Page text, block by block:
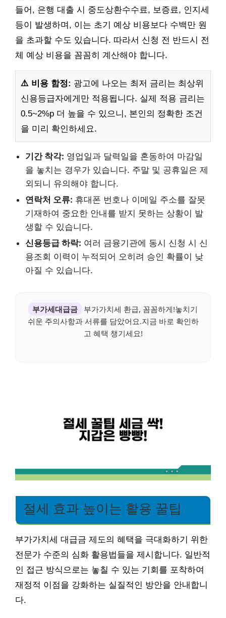
들어, 은행 대출 시 중도상환수수료, 보증료, 인지세
등이 발생하며, 이는 초기 예상 비용보다 수백만 원
을 초과할 수도 있습니다. 따라서 신청 전 반드시 전
체 예상 비용을 꼼꼼히 계산해야 합니다.
⚠️ 비용 함정: 광고에 나오는 최저 금리는 최상위
신용등급자에게만 적용됩니다. 실제 적용 금리는
0.5~2%p 더 높을 수 있으니, 본인의 정확한 조건
을 미리 확인하세요.
기간 착각: 영업일과 달력일을 혼동하여 마감일
을 놓치는 경우가 있습니다. 주말 및 공휴일은 제
외되니 유의해야 합니다.
연락처 오류: 휴대폰 번호나 이메일 주소를 잘못
기재하여 중요한 안내를 받지 못하는 상황이 발
생할 수 있습니다.
신용등급 하락: 여러 금융기관에 동시 신청 시 신
용조회 이력이 누적되어 오히려 승인 확률이 낮
아질 수 있습니다.
부가세대급금
부가가치세 환급, 꼼꼼하게!놓치기
쉬운 주의사항과 서류를 담았어요.지금 바로 확인하
고 혜택 챙기세요!
절세 효과 높이는 활용 꿀팁
부가가치세 대급금 제도의 혜택을 극대화하기 위한
전문가 수준의 심화 활용법들을 제시합니다. 일반적
인 접근 방식으로는 놓칠 수 있는 기회를 포착하여
재정적 이점을 강화하는 실질적인 방안을 안내합니
다.